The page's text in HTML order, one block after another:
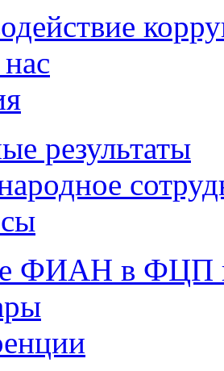
результаты
ФИАН в ФЦП